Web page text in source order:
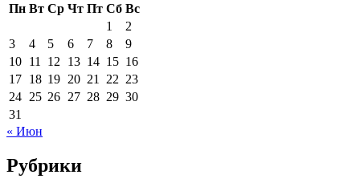
Пн Вт Ср Чт Пт Сб Вс
1
2
3
4 5 6 7 8
9
10 11 12 13 14 15 16
17 18 19 20 21 22 23
24 25 26 27 28 29 30
31
« Июн
Рубрики